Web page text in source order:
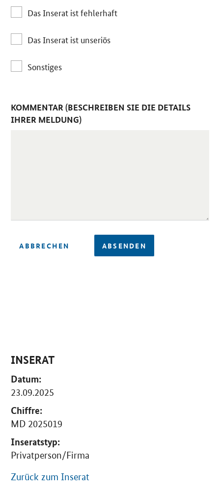
Das Inserat ist fehlerhaft
Das Inserat ist unseriös
Sonstiges
KOMMENTAR (BESCHREIBEN SIE DIE DETAILS
IHRER MELDUNG)
ABBRECHEN ABSENDEN
INSERAT
Datum:
23.09.2025
Chiffre:
MD 2025019
Inseratstyp:
Privatperson/Firma
Zurück zum Inserat